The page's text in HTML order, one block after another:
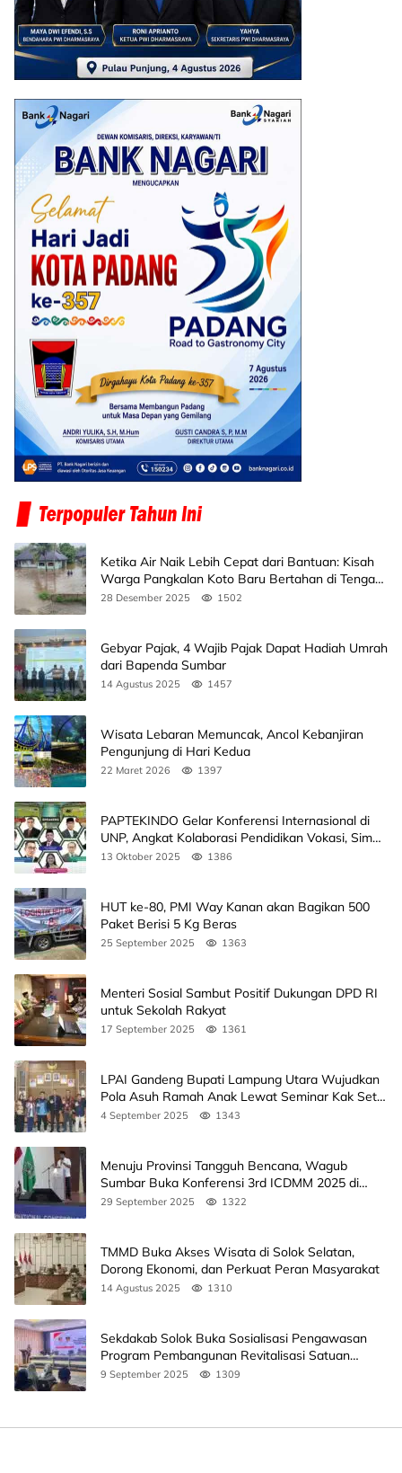
Ketika Air Naik Lebih Cepat dari Bantuan: Kisah
Warga Pangkalan Koto Baru Bertahan di Tengah
Banjir
28 Desember 2025 1502
Gebyar Pajak, 4 Wajib Pajak Dapat Hadiah Umrah
dari Bapenda Sumbar
14 Agustus 2025 1457
Wisata Lebaran Memuncak, Ancol Kebanjiran
Pengunjung di Hari Kedua
22 Maret 2026 1397
PAPTEKINDO Gelar Konferensi Internasional di
UNP, Angkat Kolaborasi Pendidikan Vokasi, Simak
Agendanya
13 Oktober 2025 1386
HUT ke-80, PMI Way Kanan akan Bagikan 500
Paket Berisi 5 Kg Beras
25 September 2025 1363
Menteri Sosial Sambut Positif Dukungan DPD RI
untuk Sekolah Rakyat
17 September 2025 1361
LPAI Gandeng Bupati Lampung Utara Wujudkan
Pola Asuh Ramah Anak Lewat Seminar Kak Seto,
Ini Jadwalnya
4 September 2025 1343
Menuju Provinsi Tangguh Bencana, Wagub
Sumbar Buka Konferensi 3rd ICDMM 2025 di
Unand
29 September 2025 1322
TMMD Buka Akses Wisata di Solok Selatan,
Dorong Ekonomi, dan Perkuat Peran Masyarakat
14 Agustus 2025 1310
Sekdakab Solok Buka Sosialisasi Pengawasan
Program Pembangunan Revitalisasi Satuan
Pendidikan
9 September 2025 1309